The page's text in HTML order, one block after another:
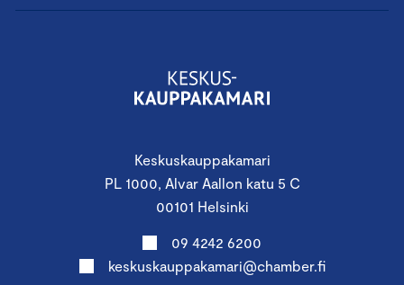
Keskuskauppakamari
PL 1000, Alvar Aallon katu 5 C
00101 Helsinki
09 4242 6200
keskuskauppakamari@chamber.fi